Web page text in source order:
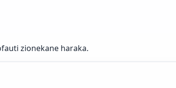
zionekane haraka.